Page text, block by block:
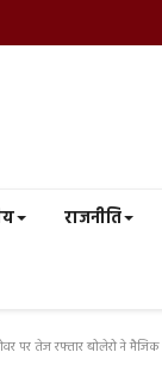
राजनीति
पर तेज रफ्तार बोलेरो ने